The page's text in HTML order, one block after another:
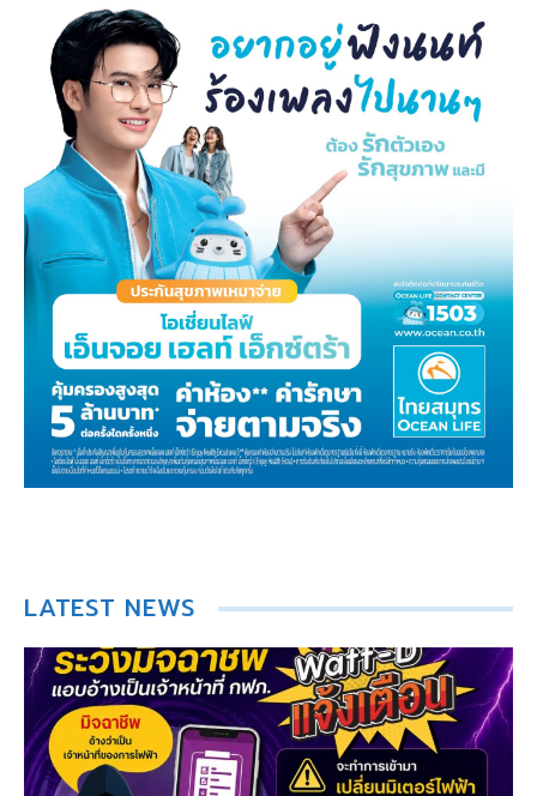
LATEST NEWS